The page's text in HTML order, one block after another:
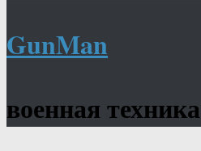
GunMan
военная техника